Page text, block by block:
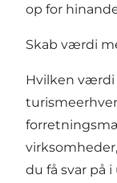
op for
Skab værdi
Hvilken værdi
du få svar på